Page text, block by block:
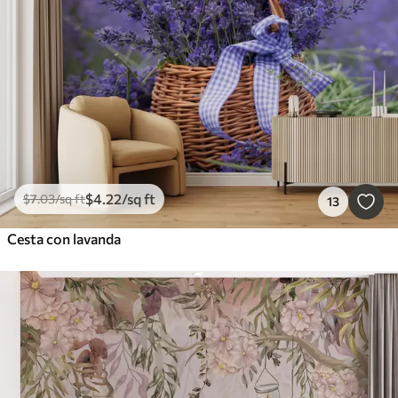
$7.03/sq ft$4.22/sq ft 13
Cesta con lavanda